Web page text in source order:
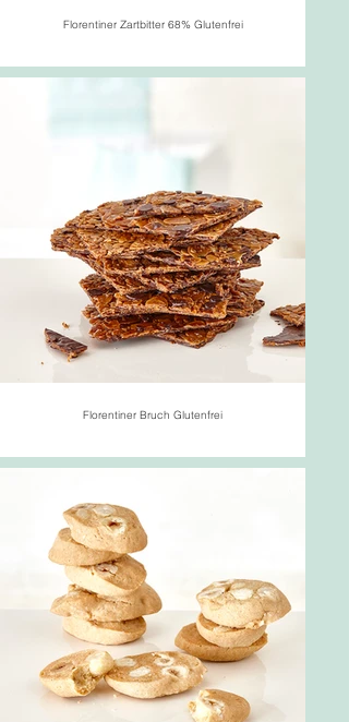
Florentiner Zartbitter 68% Glutenfrei
Florentiner Bruch Glutenfrei